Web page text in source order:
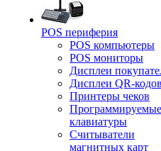
POS периферия
POS компьютеры
POS мониторы
Дисплеи
Дисплеи QR-
Принтеры чеков
Программируемые
клавиатуры
Считыватели
магнитных карт